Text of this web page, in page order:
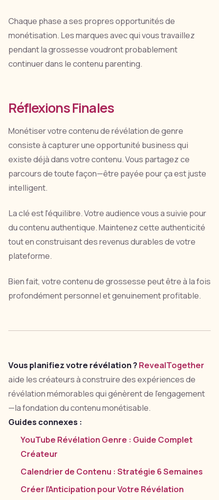
Chaque phase a ses propres opportunités de
monétisation. Les marques avec qui vous travaillez
pendant la grossesse voudront probablement
continuer dans le contenu parenting.
Réflexions Finales
Monétiser votre contenu de révélation de genre
consiste à capturer une opportunité business qui
existe déjà dans votre contenu. Vous partagez ce
parcours de toute façon—être payée pour ça est juste
intelligent.
La clé est l'équilibre. Votre audience vous a suivie pour
du contenu authentique. Maintenez cette authenticité
tout en construisant des revenus durables de votre
plateforme.
Bien fait, votre contenu de grossesse peut être à la fois
profondément personnel et genuinement profitable.
Vous planifiez votre révélation ? RevealTogether
aide les créateurs à construire des expériences de
révélation mémorables qui génèrent de l'engagement
—la fondation du contenu monétisable.
Guides connexes :
YouTube Révélation Genre : Guide Complet
Créateur
Calendrier de Contenu : Stratégie 6 Semaines
Créer l'Anticipation pour Votre Révélation